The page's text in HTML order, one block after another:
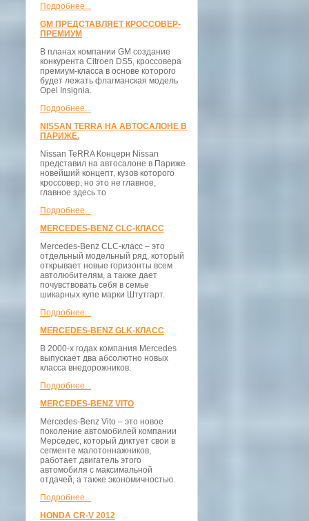
Подробнее...
GM ПРЕДСТАВЛЯЕТ КРОССОВЕР-
ПРЕМИУМ
В планах компании GM создание
конкурента Citroen DS5, кроссовера
премиум-класса в основе которого
будет лежать флагманская модель
Opel Insignia.
Подробнее...
NISSAN TERRA НА АВТОСАЛОНЕ В
ПАРИЖЕ.
Nissan TeRRA Концерн Nissan
представил на автосалоне в Париже
новейший концепт, кузов которого
кроссовер, но это не главное,
главное здесь то
Подробнее...
MERCEDES-BENZ CLC-КЛАСС
Mercedes-Benz CLC-класс – это
отдельный модельный ряд, который
открывает новые горизонты всем
автолюбителям, а также дает
почувствовать себя в семье
шикарных купе марки Штутгарт.
Подробнее...
MERCEDES-BENZ GLK-КЛАСС
В 2000-х годах компания Mercedes
выпускает два абсолютно новых
класса внедорожников.
Подробнее...
MERCEDES-BENZ VITO
Mercedes-Benz Vito – это новое
поколение автомобилей компании
Мерседес, который диктует свои в
сегменте малотоннажников,
работает двигатель этого
автомобиля с максимальной
отдачей, а также экономичностью.
Подробнее...
HONDA CR-V 2012